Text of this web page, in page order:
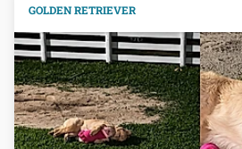
GOLDEN RETRIEVER